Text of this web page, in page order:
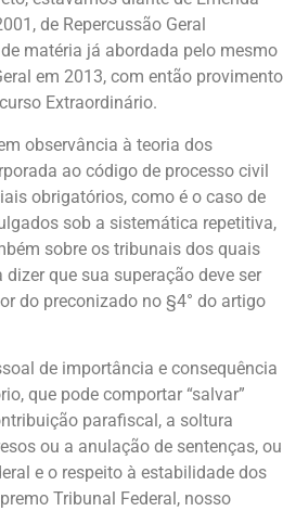
de Repercussão Geral
matéria já abordada pelo mesmo
em 2013, com então provimento
Extraordinário.
observância à teoria dos
ao código de processo civil
obrigatórios, como é o caso de
sob a sistemática repetitiva,
sobre os tribunais dos quais
que sua superação deve ser
do preconizado no §4° do artigo
de importância e consequência
que pode comportar “salvar”
parafiscal, a soltura
ou a anulação de sentenças, ou
e o respeito à estabilidade dos
Tribunal Federal, nosso